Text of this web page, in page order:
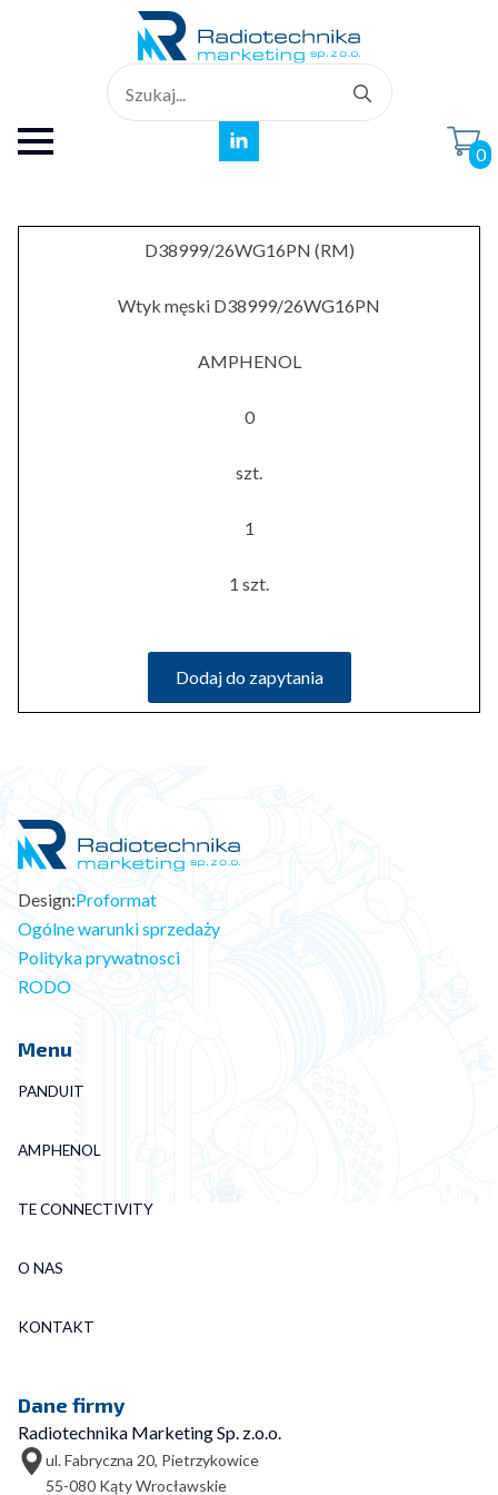
for:
0
D38999/26WG16PN (RM)
Wtyk męski D38999/26WG16PN
AMPHENOL
0
szt.
1
1 szt.
Dodaj do zapytania
Design:Proformat
Ogólne warunki sprzedaży
Polityka prywatnosci
RODO
Menu
PANDUIT
AMPHENOL
TE CONNECTIVITY
O NAS
KONTAKT
Dane firmy
Radiotechnika Marketing Sp. z.o.o.
ul. Fabryczna 20, Pietrzykowice
55-080 Kąty Wrocławskie